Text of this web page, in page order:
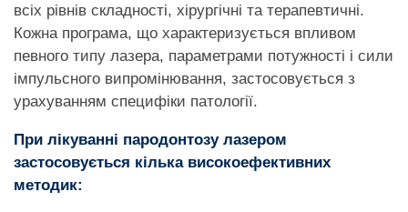
всіх рівнів складності, хірургічні та терапевтичні.
Кожна програма, що характеризується впливом
певного типу лазера, параметрами потужності і сили
імпульсного випромінювання, застосовується з
урахуванням специфіки патології.
При лікуванні пародонтозу лазером
застосовується кілька високоефективних
методик: